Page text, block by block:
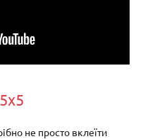
не просто вклеїти